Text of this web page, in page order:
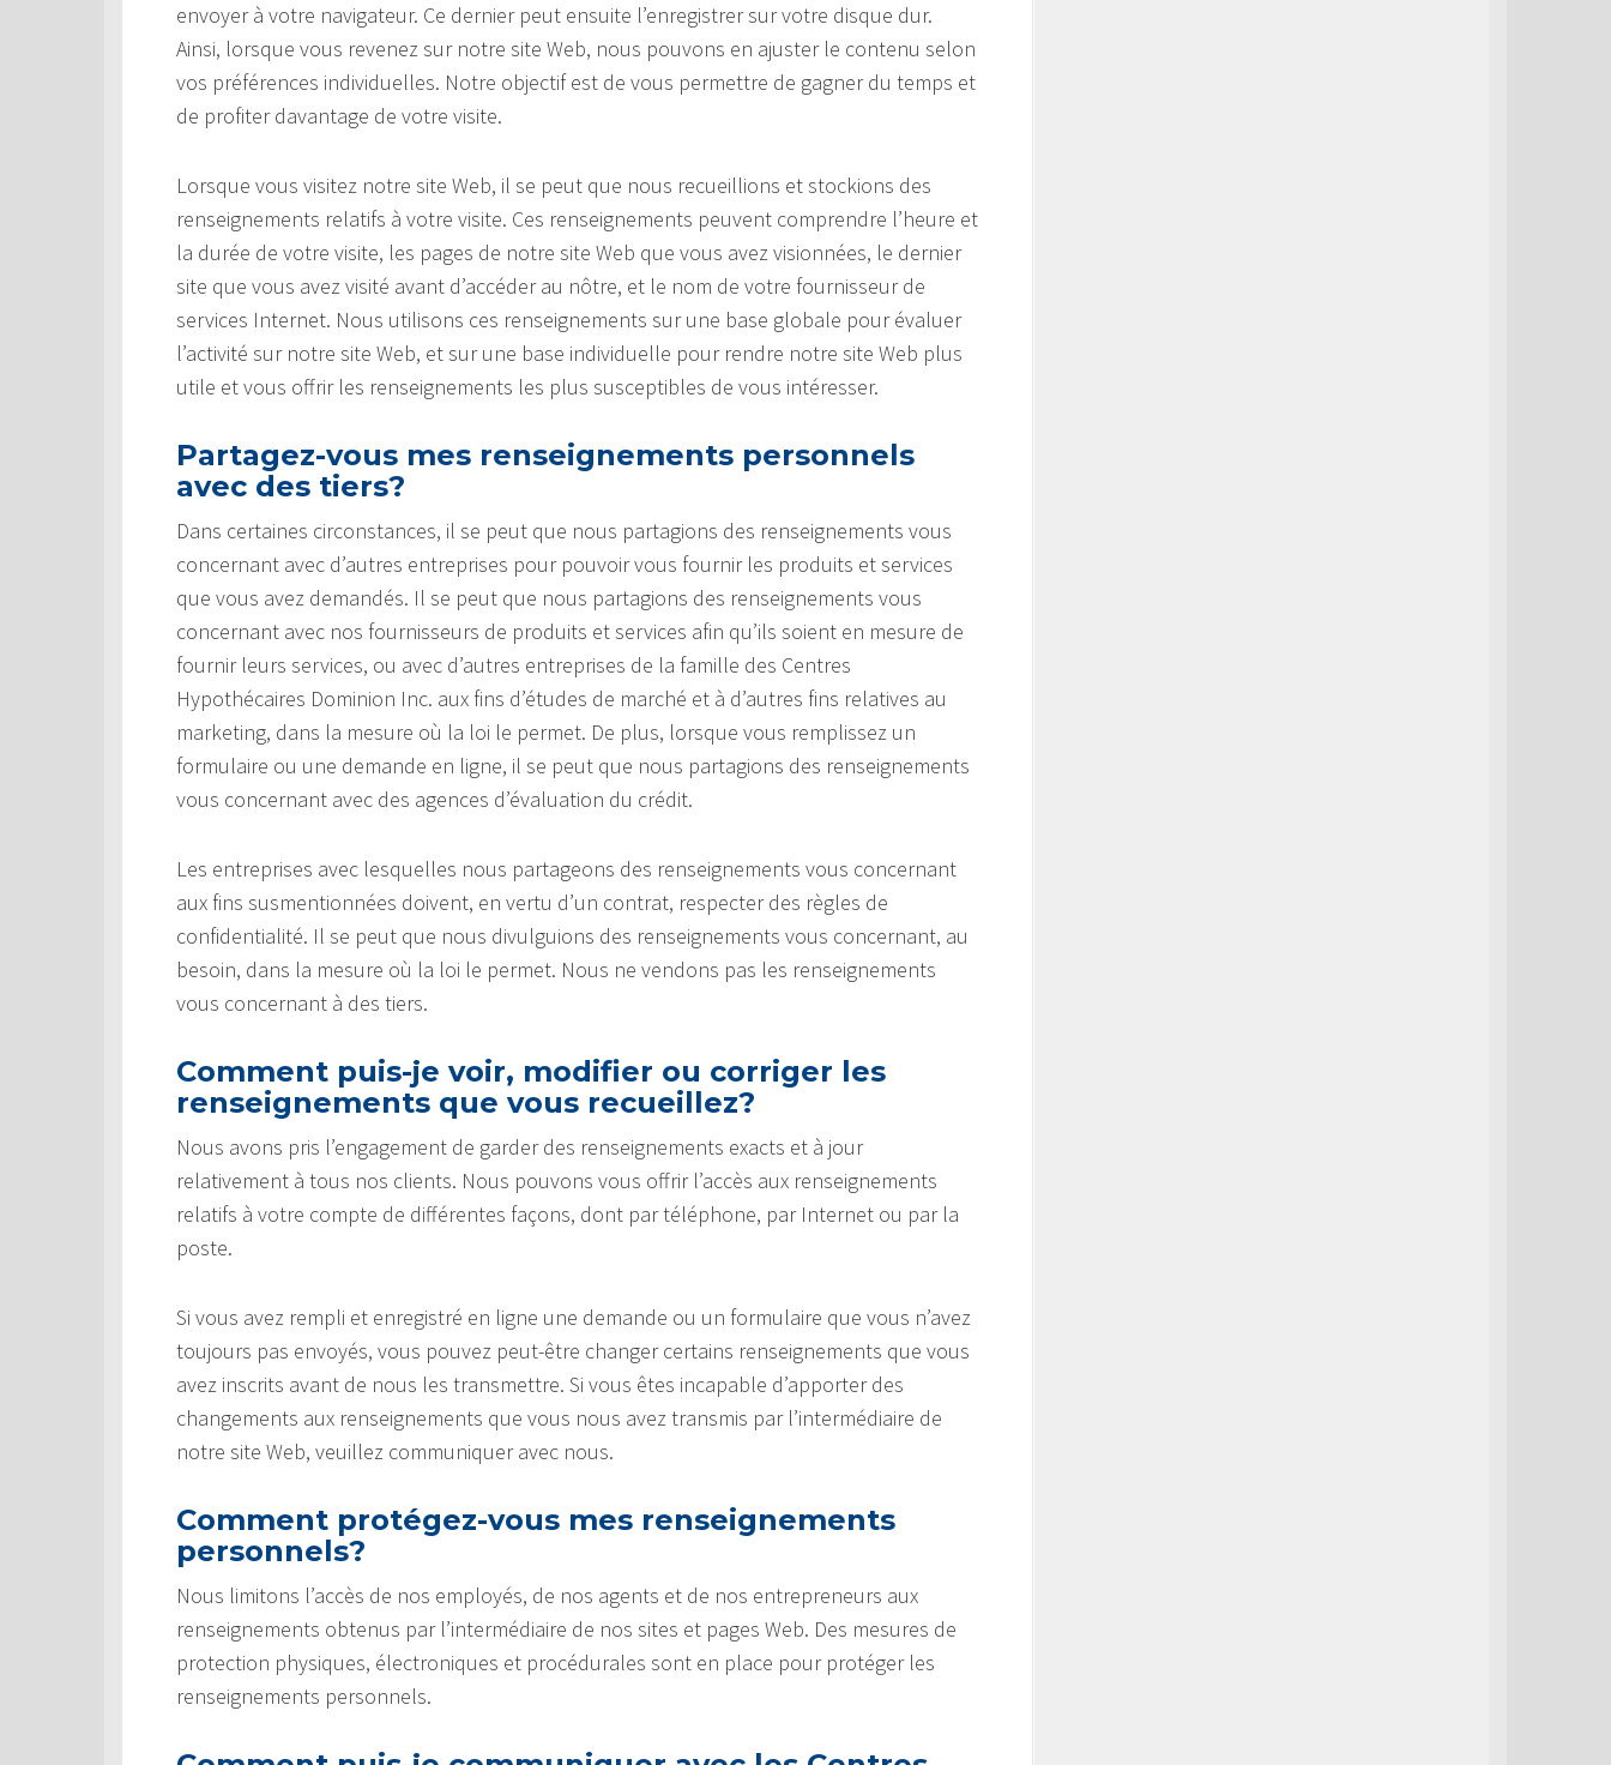
envoyer à votre navigateur. Ce dernier peut ensuite l’enregistrer sur votre disque dur.
Ainsi, lorsque vous revenez sur notre site Web, nous pouvons en ajuster le contenu selon
vos préférences individuelles. Notre objectif est de vous permettre de gagner du temps et
de profiter davantage de votre visite.
Lorsque vous visitez notre site Web, il se peut que nous recueillions et stockions des
renseignements relatifs à votre visite. Ces renseignements peuvent comprendre l’heure et
la durée de votre visite, les pages de notre site Web que vous avez visionnées, le dernier
site que vous avez visité avant d’accéder au nôtre, et le nom de votre fournisseur de
services Internet. Nous utilisons ces renseignements sur une base globale pour évaluer
l’activité sur notre site Web, et sur une base individuelle pour rendre notre site Web plus
utile et vous offrir les renseignements les plus susceptibles de vous intéresser.
Partagez-vous mes renseignements personnels
avec des tiers?
Dans certaines circonstances, il se peut que nous partagions des renseignements vous
concernant avec d’autres entreprises pour pouvoir vous fournir les produits et services
que vous avez demandés. Il se peut que nous partagions des renseignements vous
concernant avec nos fournisseurs de produits et services afin qu’ils soient en mesure de
fournir leurs services, ou avec d’autres entreprises de la famille des Centres
Hypothécaires Dominion Inc. aux fins d’études de marché et à d’autres fins relatives au
marketing, dans la mesure où la loi le permet. De plus, lorsque vous remplissez un
formulaire ou une demande en ligne, il se peut que nous partagions des renseignements
vous concernant avec des agences d’évaluation du crédit.
Les entreprises avec lesquelles nous partageons des renseignements vous concernant
aux fins susmentionnées doivent, en vertu d’un contrat, respecter des règles de
confidentialité. Il se peut que nous divulguions des renseignements vous concernant, au
besoin, dans la mesure où la loi le permet. Nous ne vendons pas les renseignements
vous concernant à des tiers.
Comment puis-je voir, modifier ou corriger les
renseignements que vous recueillez?
Nous avons pris l’engagement de garder des renseignements exacts et à jour
relativement à tous nos clients. Nous pouvons vous offrir l’accès aux renseignements
relatifs à votre compte de différentes façons, dont par téléphone, par Internet ou par la
poste.
Si vous avez rempli et enregistré en ligne une demande ou un formulaire que vous n’avez
toujours pas envoyés, vous pouvez peut-être changer certains renseignements que vous
avez inscrits avant de nous les transmettre. Si vous êtes incapable d’apporter des
changements aux renseignements que vous nous avez transmis par l’intermédiaire de
notre site Web, veuillez communiquer avec nous.
Comment protégez-vous mes renseignements
personnels?
Nous limitons l’accès de nos employés, de nos agents et de nos entrepreneurs aux
renseignements obtenus par l’intermédiaire de nos sites et pages Web. Des mesures de
protection physiques, électroniques et procédurales sont en place pour protéger les
renseignements personnels.